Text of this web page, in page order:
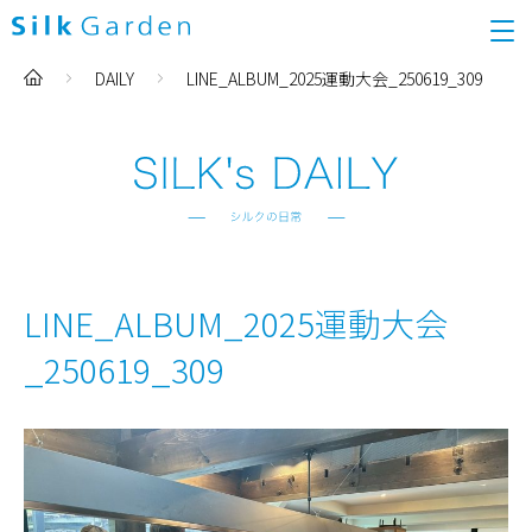
DAILY LINE_ALBUM_2025運動大会_250619_309
LINE_ALBUM_2025運動大会
_250619_309